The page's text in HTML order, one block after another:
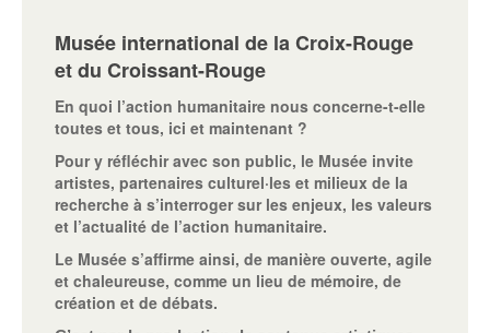
Musée international de la Croix-Rouge
et du Croissant-Rouge
En quoi l’action humanitaire nous concerne-t-elle
toutes et tous, ici et maintenant ?
Pour y réfléchir avec son public, le Musée invite
artistes, partenaires culturel·les et milieux de la
recherche à s’interroger sur les enjeux, les valeurs
et l’actualité de l’action humanitaire.
Le Musée s’affirme ainsi, de manière ouverte, agile
et chaleureuse, comme un lieu de mémoire, de
création et de débats.